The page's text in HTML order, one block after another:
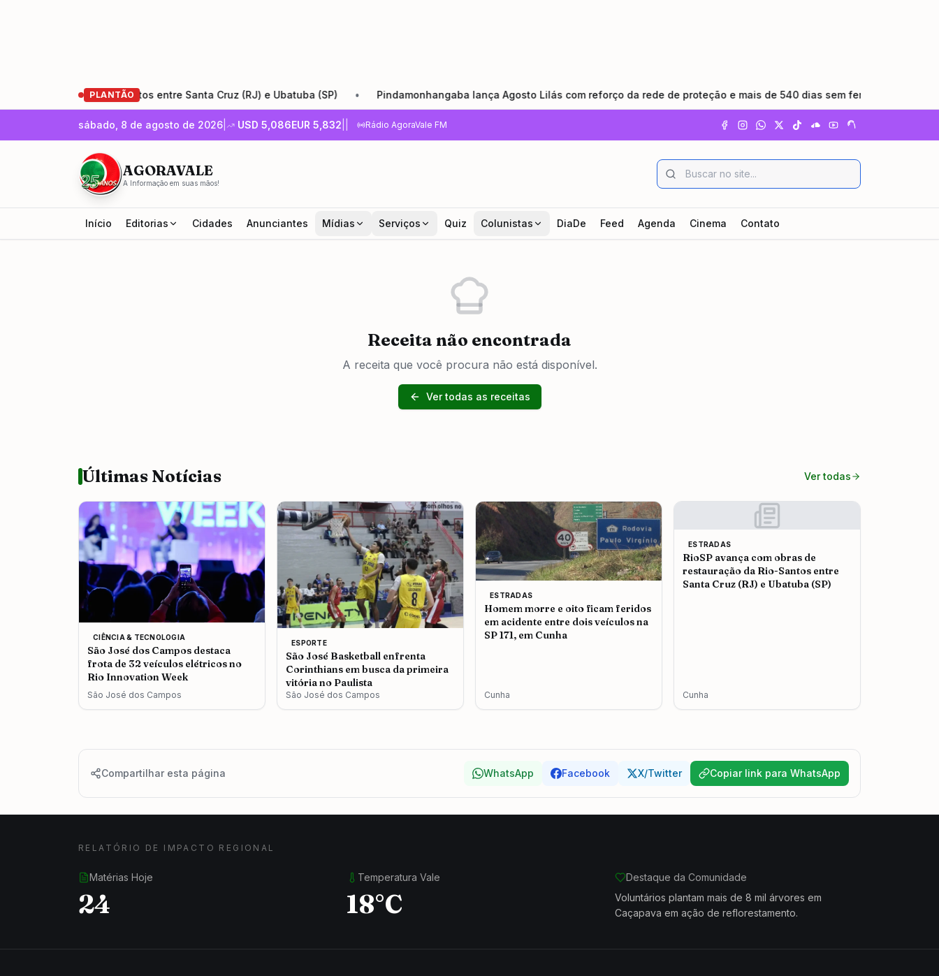
PLANTÃO
da Rio-Santos entre Santa Cruz (RJ) e Ubatuba (SP) • Pindamonhangaba lança Agosto Lilás com reforço da rede de proteção e mais de 540 dias sem feminicídio
sábado, 8 de agosto de 2026 USD 5,086EUR 5,832 Rádio AgoraVale FM
AGORAVALE
A Informação em suas mãos!
Início Editorias Cidades Anunciantes Mídias Serviços Quiz Colunistas DiaDe Feed Agenda Cinema Contato
Receita não encontrada
A receita que você procura não está disponível.
Ver todas as receitas
Últimas Notícias Ver todas
CIÊNCIA & TECNOLOGIA
São José dos Campos destaca
frota de 32 veículos elétricos no
Rio Innovation Week
São José dos Campos
ESPORTE
São José Basketball enfrenta
Corinthians em busca da primeira
vitória no Paulista
São José dos Campos
ESTRADAS
Homem morre e oito ficam feridos
em acidente entre dois veículos na
SP 171, em Cunha
Cunha
ESTRADAS
RioSP avança com obras de
restauração da Rio-Santos entre
Santa Cruz (RJ) e Ubatuba (SP)
Cunha
Compartilhar esta página WhatsApp Facebook X/Twitter Copiar link para WhatsApp
RELATÓRIO DE IMPACTO REGIONAL
Matérias Hoje
24
Temperatura Vale
18°C
Destaque da Comunidade
Voluntários plantam mais de 8 mil árvores em
Caçapava em ação de reflorestamento.